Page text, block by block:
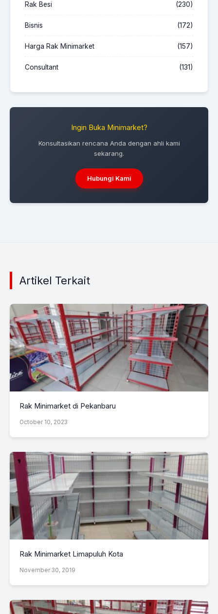
Rak Besi (230)
Bisnis (172)
Harga Rak Minimarket (157)
Consultant (131)
Ingin Buka Minimarket?
Konsultasikan rencana Anda dengan ahli kami
sekarang.
Hubungi Kami
Artikel Terkait
Rak Minimarket di Pekanbaru
October 10, 2023
Rak Minimarket Limapuluh Kota
November 30, 2019